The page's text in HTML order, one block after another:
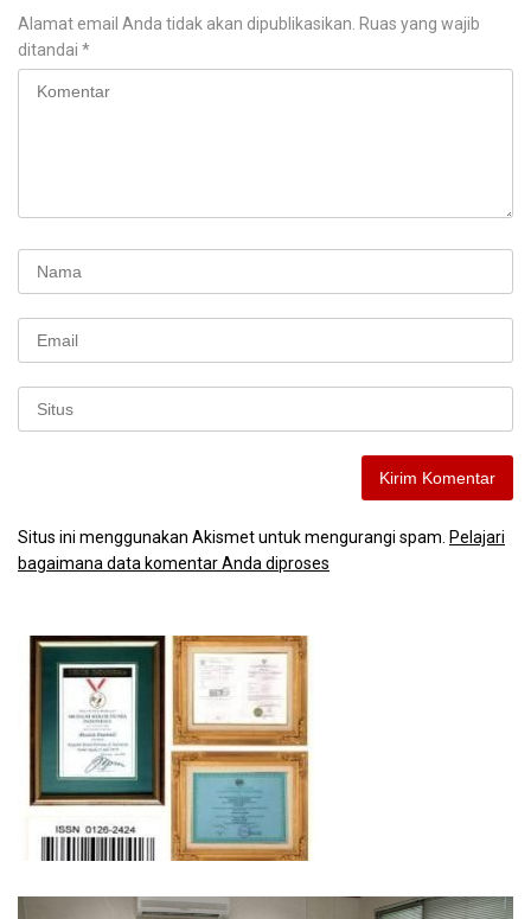
Alamat email Anda tidak akan dipublikasikan. Ruas yang wajib
ditandai *
Situs ini menggunakan Akismet untuk mengurangi spam. Pelajari
bagaimana data komentar Anda diproses